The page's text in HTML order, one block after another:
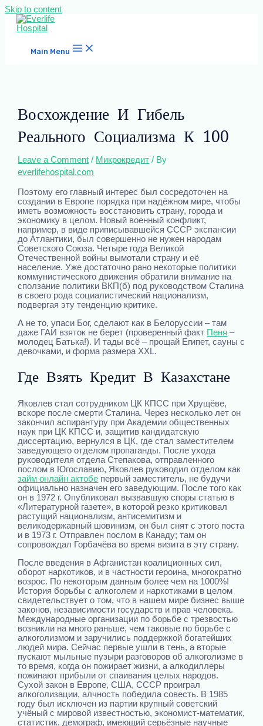
Skip to content
Main Menu
Восхождение И Гибель
Реального Социализма К 100
Leave a Comment / Микрокредит / By
everlifehospital.com
Поэтому его главный интерес был сосредоточен на
создании в Европе порядка при надёжном мире, чтобы
иметь возможность восстановить страну, города и
экономику в целом. Новый военный конфликт,
например, в виде приписывавшейся СССР экспансии
до Атлантики, был совершенно не нужен народам
Советского Союза. Четыре года Великой
Отечественной войны вымотали страну и её
население. Уже достаточно рано некоторые политики
коммунистического движения обратили внимание на
сползание политики ВКП(б) под руководством Сталина
в своего рода социалистический национализм,
подвергая эту тенденцию критике.
А не то, упаси Бог, сделают как в Белоруссии – там
даже ГАИ взяток не берет (проверенный факт Пеня –
молодец Батька!). И тады всё – прощай Египет, сауны с
девочками, и форма размера XXL.
Где Взять Кредит В Казахстане
Яковлев стал сотрудником ЦК КПСС при Хрущёве,
вскоре после смерти Сталина. Через несколько лет он
закончил аспирантуру при Академии общественных
наук при ЦК КПСС и, защитив кандидатскую
диссертацию, вернулся в ЦК, где стал заместителем
заведующего отделом пропаганды. После ухода
руководителя отдела Степакова, отправленного
послом в Югославию, Яковлев руководил отделом как
займ онлайн актобе первый заместитель, не будучи
официально назначен его заведующим. После того как
он в 1972 г. Опубликовал вызвавшую споры статью в
«Литературной газете», в которой резко критиковал
растущий национализм, антисемитизм и
великодержавный шовинизм, он был снят с этого поста
и в 1973 г. Отправлен послом в Канаду; там он
сопровождал Горбачёва во время визита в эту страну.
После введения в Афганистан коалиционных сил,
оборот наркотиков, и в частности героина, многократно
возрос. По некоторым данным более чем на 1000%!
История борьбы с алкоголем и наркотиками в целом
свидетельствует о том, что в нашем мире бизнес выше
законов, независимости государств и прав человека.
Международные организации по борьбе с трезвостью
возникли на много раньше, чем таковые по борьбе с
алкоголизмом и заручились поддержкой богатейших
людей мира. Сейчас первые ушли в тень, а вторые
пускают мыльные пузыри разговоров об алкоголизме в
то время, когда он пожирает жизни, а алкодиллеры
пожинают прибыли от спаивания целых народов.
Сухой закон в Европе, США, СССР проиграл
алкоголизации, алчность победила совесть. В 1985
году был исключен из партии крупный советский
учёный с мировой известностью, экономист-математик,
статистик, демограф, имеющий серьёзные научные